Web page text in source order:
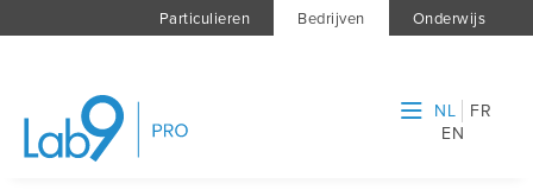
Particulieren Bedrijven Onderwijs
NL
FR
EN